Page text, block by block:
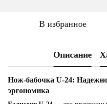
В избранное
Описание
Нож-бабочка U-24:
эргономика